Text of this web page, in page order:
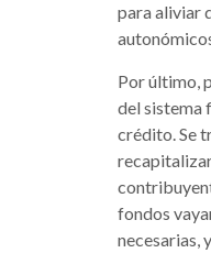
para aliviar
Por último,
del sistema
crédito. Se
fondos
necesarias,